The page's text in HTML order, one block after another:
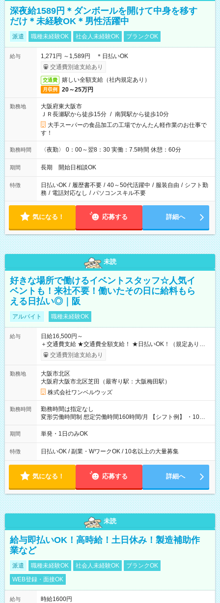
深夜給1589円＊ダンボールを開けて中身を移す
だけ＊未経験OK＊男性活躍中
派遣 職種未経験OK 社会人未経験OK ブランクOK
給与
1,271円 ～1,589円 ＊日払いOK
交通費別途支給あり
交通費 嬉しい全額支給（社内規定あり）
月収例 20～25万円
勤務地
大阪府東大阪市
ＪＲ長瀬駅から徒歩15分 / 南巽駅から徒歩10分
大手スーパーの食品加工の工場でかんたん軽作業のお仕事で
す！
勤務時間 〈夜勤〉 0：00～翌8：30 実働：7.5時間 休憩：60分
期間 長期 開始日相談OK
特徴 日払いOK / 履歴書不要 / 40～50代活躍中 / 服装自由 / シフト勤
務 / 電話対応なし / パソコンスキル不要
気になる！ 応募する 詳細へ
未読
好きな場所で働けるイベントスタッフ☆人気イ
ベントも！来社不要！働いたその日に給料もら
える日払い◎｜阪
アルバイト 職種未経験OK
給与
日給16,500円～
＋交通費支給 ★交通費全額支給！ ★日払いOK！（規定あり） ┗
働いたその日に現金GET♪ お仕事後はコンビニATMから 日払
交通費別途支給あり
勤務地
大阪市北区
大阪府大阪市北区芝田（最寄り駅：大阪梅田駅）
株式会社ワンベルウッズ
勤務時間
勤務時間は指定なし
変形労働時間制 想定労働時間160時間/月 【シフト例】 ・10：
00～20：00
期間 単発・1日のみOK
特徴 日払いOK / 副業・WワークOK / 10名以上の大量募集
気になる！ 応募する 詳細へ
未読
給与即払いOK！高時給！土日休み！製造補助作
業など
派遣 職種未経験OK 社会人未経験OK
ブランクOK
WEB登録・面接OK
給与
時給1600円